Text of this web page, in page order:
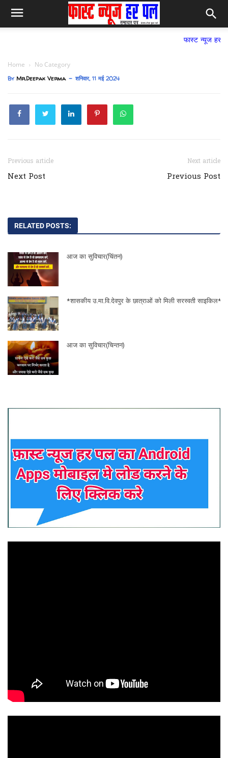
फास्ट न्यूज हर पल समाचार
Home No Category
By Mr.Deepak Verma शनिवार, 11 मई 2024
Previous article
Next Post
Next article
Previous Post
RELATED POSTS:
आज का सुविचार(चिंतन)
*शासकीय उ.मा.वि.देवपुर के छात्राओं को मिली सरस्वती साइकिल*
आज का सुविचार(चिन्तन)